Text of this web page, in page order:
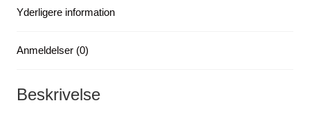
Yderligere information
Anmeldelser (0)
Beskrivelse